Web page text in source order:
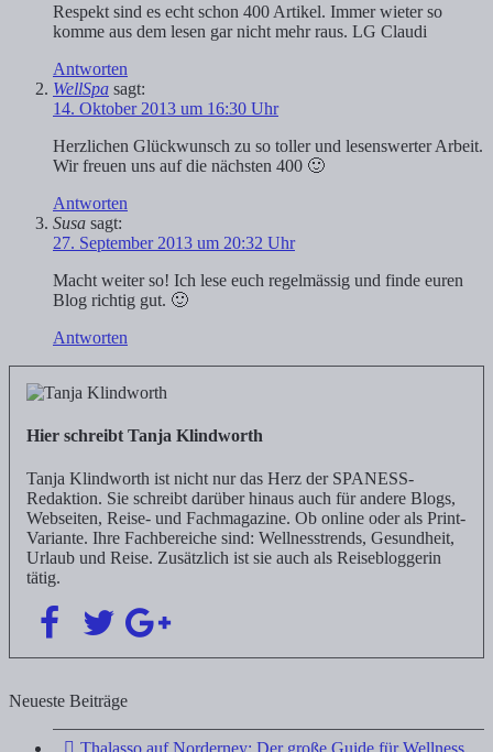
Respekt sind es echt schon 400 Artikel. Immer wieter so
komme aus dem lesen gar nicht mehr raus. LG Claudi
Antworten
WellSpa sagt:
14. Oktober 2013 um 16:30 Uhr
Herzlichen Glückwunsch zu so toller und lesenswerter Arbeit.
Wir freuen uns auf die nächsten 400 🙂
Antworten
Susa sagt:
27. September 2013 um 20:32 Uhr
Macht weiter so! Ich lese euch regelmässig und finde euren
Blog richtig gut. 🙂
Antworten
Hier schreibt Tanja Klindworth
Tanja Klindworth ist nicht nur das Herz der SPANESS-
Redaktion. Sie schreibt darüber hinaus auch für andere Blogs,
Webseiten, Reise- und Fachmagazine. Ob online oder als Print-
Variante. Ihre Fachbereiche sind: Wellnesstrends, Gesundheit,
Urlaub und Reise. Zusätzlich ist sie auch als Reisebloggerin
tätig.
Neueste Beiträge